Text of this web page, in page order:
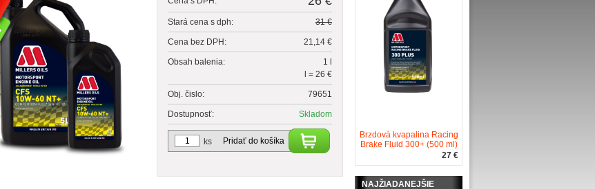
Stará cena s dph: 31 €
Cena bez DPH: 21,14 €
Obsah balenia:
1 l
l = 26 €
Obj. čislo: 79651
Dostupnosť: Skladom
Pridať do košíka
ks
Brzdová kvapalina Racing
Brake Fluid 300+ (500 ml)
27 €
NAJŽIADANEJŠIE